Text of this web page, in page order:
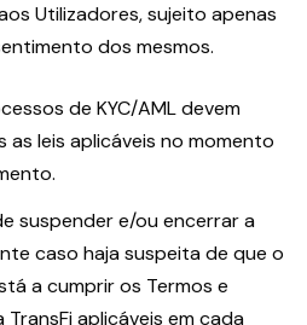
Utilizadores, sujeito apenas
dos mesmos.
de KYC/AML devem
as leis aplicáveis no momento
suspender e/ou encerrar a
caso haja suspeita de que o
a cumprir os Termos e
aplicáveis em cada